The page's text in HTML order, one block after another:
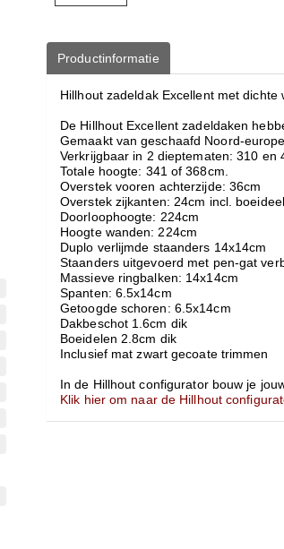
Productinformatie
Hillhout zadeldak Excellent met
De Hillhout Excellent zadeldaken
Gemaakt van geschaafd Noord-
Verkrijgbaar in 2 dieptematen: 310 en
Totale hoogte: 341 of 368cm.
Overstek vooren achterzijde: 36cm
Overstek zijkanten: 24cm incl.
Doorloophoogte: 224cm
Hoogte wanden: 224cm
Duplo verlijmde staanders 14x14cm
Staanders uitgevoerd met pen-gat
Massieve ringbalken: 14x14cm
Spanten: 6.5x14cm
Getoogde schoren: 6.5x14cm
Dakbeschot 1.6cm dik
Boeidelen 2.8cm dik
Inclusief mat zwart gecoate trimmen
In de Hillhout configurator bouw je
Klik hier om naar de Hillhout